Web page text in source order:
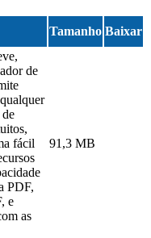
Tamanho Baixar
de
fácil
PDF,
e
as
91,3 MB